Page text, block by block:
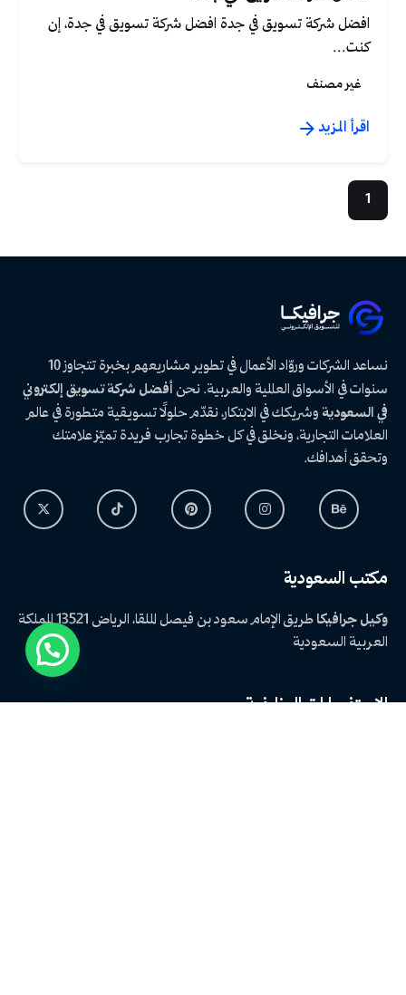
افضل شركة تسويق في جدة افضل شركة تسويق في جدة، إن
كنت...
غير مصنف
اقرأ المزيد
1
نساعد الشركات وروّاد الأعمال في تطوير مشاريعهم بخبرة تتجاوز 10
سنوات في الأسواق العالمية والعربية. نحنأفضل شركة تسويق إلكتروني
في السعودية وشريكك في الابتكار، نقدّم حلولًا تسويقية متطورة في عالم
العلامات التجارية، ونخلق في كل خطوة تجارب فريدة تميّز علامتك
وتحقق أهدافك.
مكتب السعودية
وكيل جرافيكاطريق الإمام سعود بن فيصلالملقا، الرياض 13521
المملكة
العربية السعودية
الاستفسارات الوظيفية